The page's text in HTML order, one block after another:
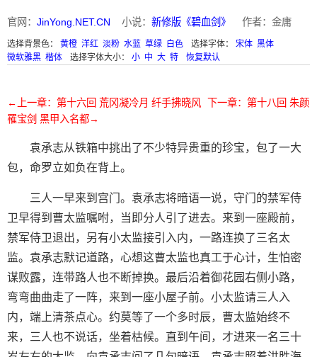
官网： JinYong.NET.CN 小说： 新修版《碧血剑》 作者：金庸
选择背景色： 黄橙 洋红 淡粉 水蓝 草绿 白色 选择字体： 宋体 黑体
微软雅黑 楷体 选择字体大小： 小 中 大 特 恢复默认
←上一章：第十六回 荒冈凝冷月 纤手拂晓风
下一章：第十八回 朱颜
罹宝剑 黑甲入名都→
袁承志从铁箱中挑出了不少特异贵重的珍宝，包了一大
包，命罗立如负在背上。
三人一早来到宫门。袁承志将暗语一说，守门的禁军侍
卫早得到曹太监嘱咐，当即分人引了进去。来到一座殿前，
禁军侍卫退出，另有小太监接引入内，一路连换了三名太
监。袁承志默记道路，心想这曹太监也真工于心计，生怕密
谋败露，连带路人也不断掉换。最后沿着御花园右侧小路，
弯弯曲曲走了一阵，来到一座小屋子前。小太监请三人入
内，端上清茶点心。约莫等了一个多时辰，曹太监始终不
来，三人也不说话，坐着枯候。直到午间，才进来一名三十